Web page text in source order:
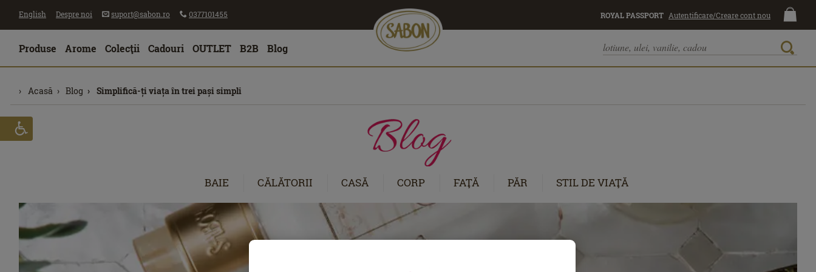
English Despre noi suport@sabon.ro 0377101455 ROYAL PASSPORT Autentificare/Creare cont nou
Produse Arome Colecţii Cadouri OUTLET B2B Blog
Acasă Blog Simplifică-ți viața în trei pași simpli
BAIE CĂLĂTORII CASĂ CORP FAŢĂ PĂR STIL DE VIAŢĂ